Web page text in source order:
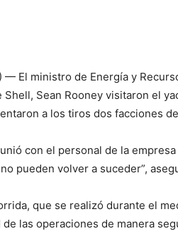
— El ministro de Energía y
Sean Rooney visitaron el
a los tiros dos facciones
con el personal de la
pueden volver a suceder”,
que se realizó durante el
las operaciones de manera